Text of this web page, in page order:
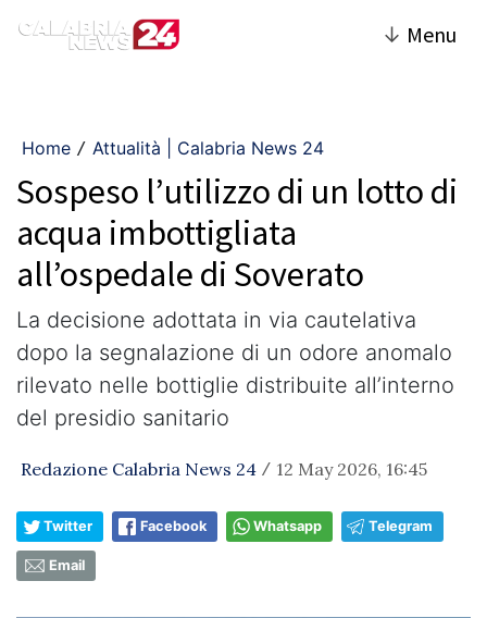
↓ Menu
Home / Attualità | Calabria News 24
Sospeso l’utilizzo di un lotto di
acqua imbottigliata
all’ospedale di Soverato
La decisione adottata in via cautelativa
dopo la segnalazione di un odore anomalo
rilevato nelle bottiglie distribuite all’interno
del presidio sanitario
Redazione Calabria News 24 / 12 May 2026, 16:45
Twitter Facebook Whatsapp Telegram
Email